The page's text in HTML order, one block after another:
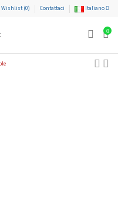
Wishlist (0) Contattaci Italiano
0